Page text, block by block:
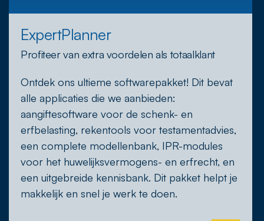
ExpertPlanner
Profiteer van extra voordelen als totaalklant
Ontdek ons ultieme softwarepakket! Dit bevat
alle applicaties die we aanbieden:
aangiftesoftware voor de schenk- en
erfbelasting, rekentools voor testamentadvies,
een complete modellenbank, IPR-modules
voor het huwelijksvermogens- en erfrecht, en
een uitgebreide kennisbank. Dit pakket helpt je
makkelijk en snel je werk te doen.